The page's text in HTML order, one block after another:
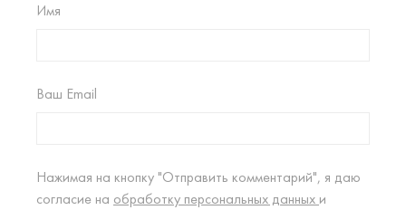
Имя
Ваш Email
Нажимая на кнопку "Отправить комментарий", я даю
согласие на обработку персональных данных и